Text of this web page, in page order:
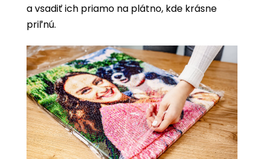
a vsadiť ich priamo na plátno, kde krásne
priľnú.